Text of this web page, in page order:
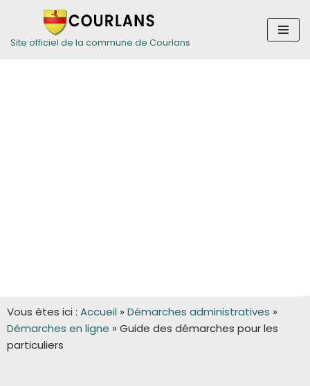
Aller
Site officiel de la commune de Courlans
Vous êtes ici : Accueil » Démarches administratives »
Démarches en ligne » Guide des démarches pour les
particuliers